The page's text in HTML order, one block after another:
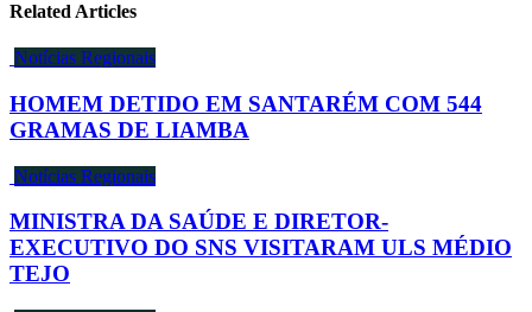
Related Articles
Notícias Regionais
HOMEM DETIDO EM SANTARÉM COM 544
GRAMAS DE LIAMBA
Notícias Regionais
MINISTRA DA SAÚDE E DIRETOR-
EXECUTIVO DO SNS VISITARAM ULS MÉDIO
TEJO